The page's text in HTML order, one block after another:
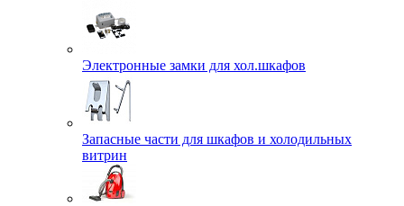
Электронные замки для хол.шкафов
Запасные части для шкафов и холодильных
витрин